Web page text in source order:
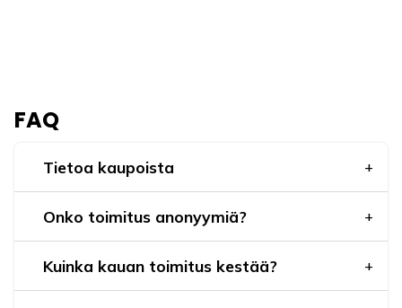
FAQ
Tietoa kaupoista
Onko toimitus anonyymiä?
Kuinka kauan toimitus kestää?